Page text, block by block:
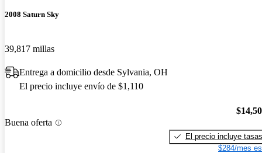
2008 Saturn Sky
39,817 millas
Entrega a domicilio desde Sylvania, OH
El precio incluye envío de $1,110
Buena oferta
El precio incluye tasas
$284/mes